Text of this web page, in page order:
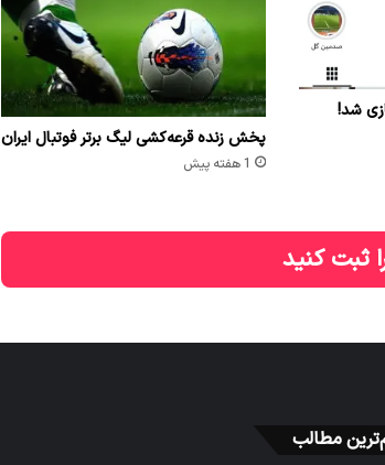
شد!
پخش زنده قرعه‌کشی لیگ برتر فوتبال ایران
1 هفته پیش
ثبت کنید
مطالب